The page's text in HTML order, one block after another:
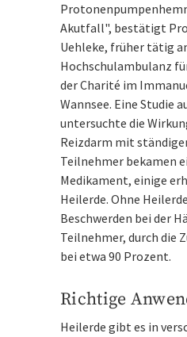
Akutfall", bestätigt
Uehleke, früher tätig
Hochschulambulanz
der Charité im
Wannsee. Eine Studie
untersuchte die
Reizdarm mit
Teilnehmer bekamen
Medikament, einige
Heilerde. Ohne
Beschwerden bei der
Teilnehmer, durch die
bei etwa 90 Prozent.
Richtige
Heilerde gibt es in